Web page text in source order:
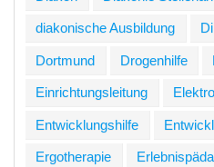
diakonische Ausbildung
Dortmund Drogenhilfe
Einrichtungsleitung
Entwicklungshilfe
Ergotherapie